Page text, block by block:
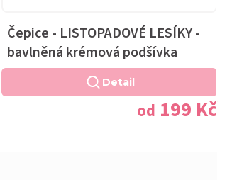
Čepice - LISTOPADOVÉ LESÍKY -
bavlněná krémová podšívka
od 199 Kč
Detail